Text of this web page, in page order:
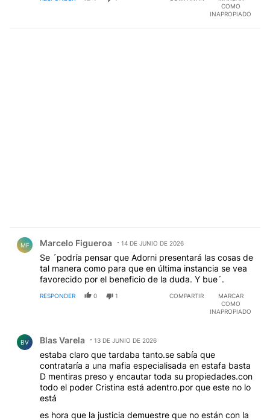
COMO
INAPROPIADO
MF Marcelo Figueroa 14 DE JUNIO DE 2026
Se ´podría pensar que Adorni presentará las cosas de
tal manera como para que en última instancia se vea
favorecido por el beneficio de la duda. Y bue´.
RESPONDER 0 1 COMPARTIR
MARCAR
COMO
INAPROPIADO
BV Blas Varela 13 DE JUNIO DE 2026
estaba claro que tardaba tanto.se sabía que
contrataría a una mafia especialisada en estafa basta
D mentiras preso y encautar toda su propiedades.con
todo el poder Cristina está adentro.por que este no lo
está
es hora que la justicia demuestre que no están con la